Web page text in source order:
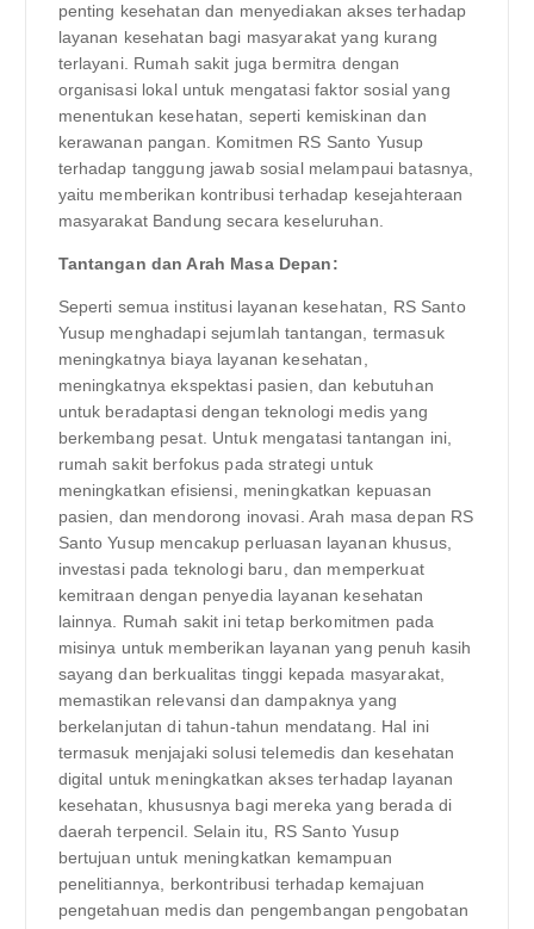
penting kesehatan dan menyediakan akses terhadap
layanan kesehatan bagi masyarakat yang kurang
terlayani. Rumah sakit juga bermitra dengan
organisasi lokal untuk mengatasi faktor sosial yang
menentukan kesehatan, seperti kemiskinan dan
kerawanan pangan. Komitmen RS Santo Yusup
terhadap tanggung jawab sosial melampaui batasnya,
yaitu memberikan kontribusi terhadap kesejahteraan
masyarakat Bandung secara keseluruhan.
Tantangan dan Arah Masa Depan:
Seperti semua institusi layanan kesehatan, RS Santo
Yusup menghadapi sejumlah tantangan, termasuk
meningkatnya biaya layanan kesehatan,
meningkatnya ekspektasi pasien, dan kebutuhan
untuk beradaptasi dengan teknologi medis yang
berkembang pesat. Untuk mengatasi tantangan ini,
rumah sakit berfokus pada strategi untuk
meningkatkan efisiensi, meningkatkan kepuasan
pasien, dan mendorong inovasi. Arah masa depan RS
Santo Yusup mencakup perluasan layanan khusus,
investasi pada teknologi baru, dan memperkuat
kemitraan dengan penyedia layanan kesehatan
lainnya. Rumah sakit ini tetap berkomitmen pada
misinya untuk memberikan layanan yang penuh kasih
sayang dan berkualitas tinggi kepada masyarakat,
memastikan relevansi dan dampaknya yang
berkelanjutan di tahun-tahun mendatang. Hal ini
termasuk menjajaki solusi telemedis dan kesehatan
digital untuk meningkatkan akses terhadap layanan
kesehatan, khususnya bagi mereka yang berada di
daerah terpencil. Selain itu, RS Santo Yusup
bertujuan untuk meningkatkan kemampuan
penelitiannya, berkontribusi terhadap kemajuan
pengetahuan medis dan pengembangan pengobatan